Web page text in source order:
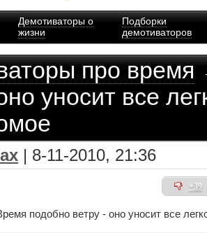
Демотиваторы о
жизни
Подборки
демотиваторов
про время
уносит все
| 8-11-2010, 21:36
+39
подобно ветру - оно уносит все